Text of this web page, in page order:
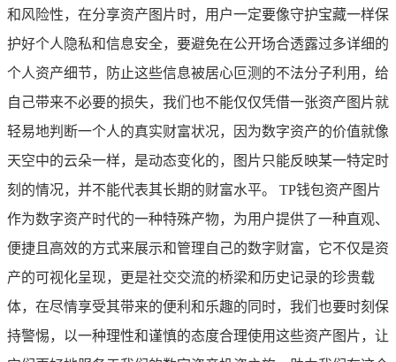
和风险性，在分享资产图片时，用户一定要像守护宝藏一样保
护好个人隐私和信息安全，要避免在公开场合透露过多详细的
个人资产细节，防止这些信息被居心叵测的不法分子利用，给
自己带来不必要的损失，我们也不能仅仅凭借一张资产图片就
轻易地判断一个人的真实财富状况，因为数字资产的价值就像
天空中的云朵一样，是动态变化的，图片只能反映某一特定时
刻的情况，并不能代表其长期的财富水平。 TP钱包资产图片
作为数字资产时代的一种特殊产物，为用户提供了一种直观、
便捷且高效的方式来展示和管理自己的数字财富，它不仅是资
产的可视化呈现，更是社交交流的桥梁和历史记录的珍贵载
体，在尽情享受其带来的便利和乐趣的同时，我们也要时刻保
持警惕，以一种理性和谨慎的态度合理使用这些资产图片，让